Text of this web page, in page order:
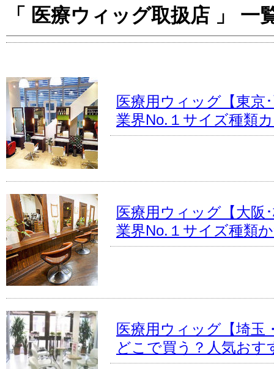
「 医療ウィッグ取扱店 」 一
医療用ウィッグ【東京
業界No.１サイズ種類
医療用ウィッグ【大阪
業界No.１サイズ種類
医療用ウィッグ【埼玉
どこで買う？人気おす